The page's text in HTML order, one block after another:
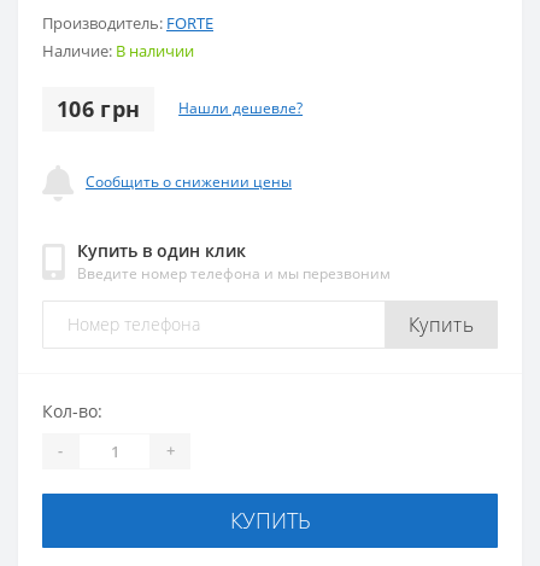
Производитель: FORTE
Наличие: В наличии
106 грн Нашли дешевле?
Сообщить о снижении цены
Купить в один клик
Введите номер телефона и мы перезвоним
Купить
Кол-во:
- +
КУПИТЬ